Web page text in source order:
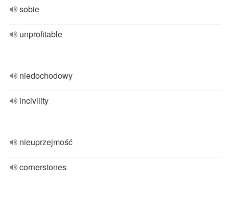
sobie
unprofitable
niedochodowy
incivility
nieuprzejmość
cornerstones